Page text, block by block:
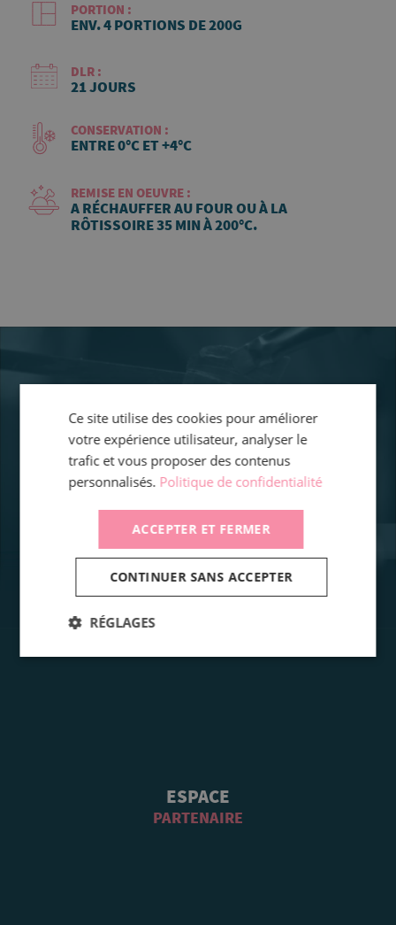
PORTION :
ENV. 4 PORTIONS DE 200G
DLR :
21 JOURS
CONSERVATION :
ENTRE 0°C ET +4°C
REMISE EN OEUVRE :
A RÉCHAUFFER AU FOUR OU À LA
RÔTISSOIRE 35 MIN À 200°C.
ESPACE
PARTENAIRE
Ce site utilise des cookies pour améliorer
votre expérience utilisateur, analyser le
trafic et vous proposer des contenus
personnalisés. Politique de confidentialité
ACCEPTER ET FERMER
CONTINUER SANS ACCEPTER
RÉGLAGES